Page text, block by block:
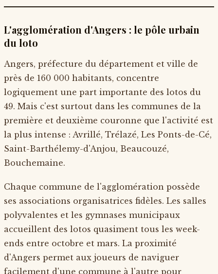
L'agglomération d'Angers : le pôle urbain
du loto
Angers, préfecture du département et ville de
près de 160 000 habitants, concentre
logiquement une part importante des lotos du
49. Mais c'est surtout dans les communes de la
première et deuxième couronne que l'activité est
la plus intense : Avrillé, Trélazé, Les Ponts-de-Cé,
Saint-Barthélemy-d'Anjou, Beaucouzé,
Bouchemaine.
Chaque commune de l'agglomération possède
ses associations organisatrices fidèles. Les salles
polyvalentes et les gymnases municipaux
accueillent des lotos quasiment tous les week-
ends entre octobre et mars. La proximité
d'Angers permet aux joueurs de naviguer
facilement d'une commune à l'autre pour